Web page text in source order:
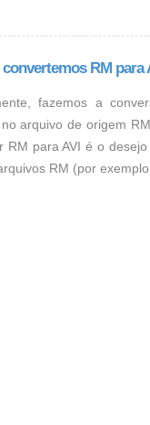
RM para
fazemos a
arquivo de origem
RM para AVI é o
RM (por